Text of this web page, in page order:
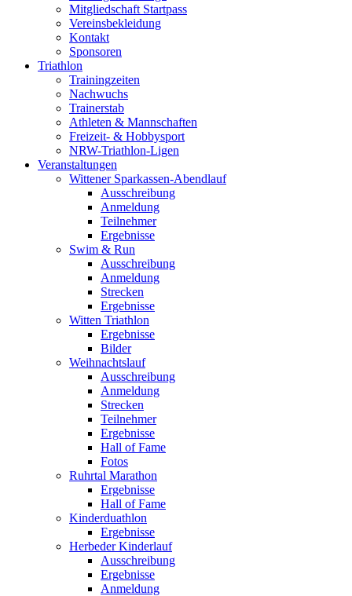
Mitgliedschaft Startpass
Vereinsbekleidung
Kontakt
Sponsoren
Triathlon
Trainingzeiten
Nachwuchs
Trainerstab
Athleten & Mannschaften
Freizeit- & Hobbysport
NRW-Triathlon-Ligen
Veranstaltungen
Wittener Sparkassen-Abendlauf
Ausschreibung
Anmeldung
Teilnehmer
Ergebnisse
Swim & Run
Ausschreibung
Anmeldung
Strecken
Ergebnisse
Witten Triathlon
Ergebnisse
Bilder
Weihnachtslauf
Ausschreibung
Anmeldung
Strecken
Teilnehmer
Ergebnisse
Hall of Fame
Fotos
Ruhrtal Marathon
Ergebnisse
Hall of Fame
Kinderduathlon
Ergebnisse
Herbeder Kinderlauf
Ausschreibung
Ergebnisse
Anmeldung